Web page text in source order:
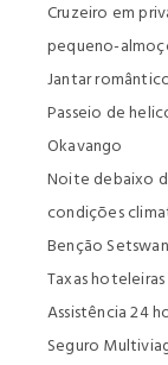
Cruzeiro em
pequeno-
Jantar
Passeio de
Okavango
Noite debaixo
condições
Benção
Taxas hoteleiras
Assistência 24
Seguro